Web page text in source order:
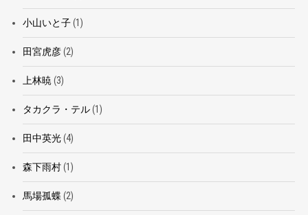
小山いと子(1)
田宮虎彦(2)
上林暁 (3)
タカクラ・テル(1)
田中英光(4)
森下雨村(1)
馬場孤蝶 (2)